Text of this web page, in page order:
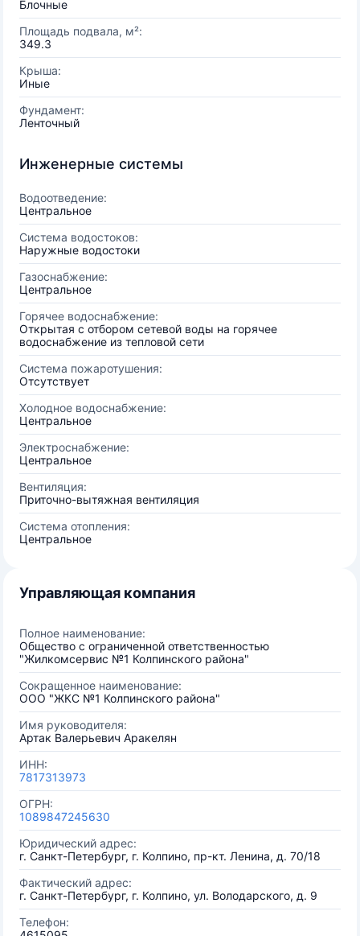
Блочные
Площадь подвала, м²:
349.3
Крыша:
Иные
Фундамент:
Ленточный
Инженерные системы
Водоотведение:
Центральное
Система водостоков:
Наружные водостоки
Газоснабжение:
Центральное
Горячее водоснабжение:
Открытая с отбором сетевой воды на горячее
водоснабжение из тепловой сети
Система пожаротушения:
Отсутствует
Холодное водоснабжение:
Центральное
Электроснабжение:
Центральное
Вентиляция:
Приточно-вытяжная вентиляция
Система отопления:
Центральное
Управляющая компания
Полное наименование:
Общество с ограниченной ответственностью
"Жилкомсервис №1 Колпинского района"
Сокращенное наименование:
ООО "ЖКС №1 Колпинского района"
Имя руководителя:
Артак Валерьевич Аракелян
ИНН:
7817313973
ОГРН:
1089847245630
Юридический адрес:
г. Санкт-Петербург, г. Колпино, пр-кт. Ленина, д. 70/18
Фактический адрес:
г. Санкт-Петербург, г. Колпино, ул. Володарского, д. 9
Телефон: